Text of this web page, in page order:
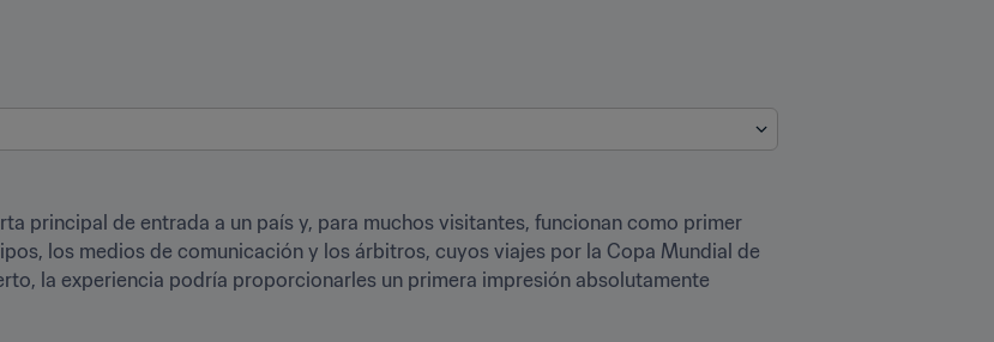
principal de entrada a un país y, para muchos visitantes, funcionan como primer
los medios de comunicación y los árbitros, cuyos viajes por la Copa Mundial de
la experiencia podría proporcionarles un primera impresión absolutamente